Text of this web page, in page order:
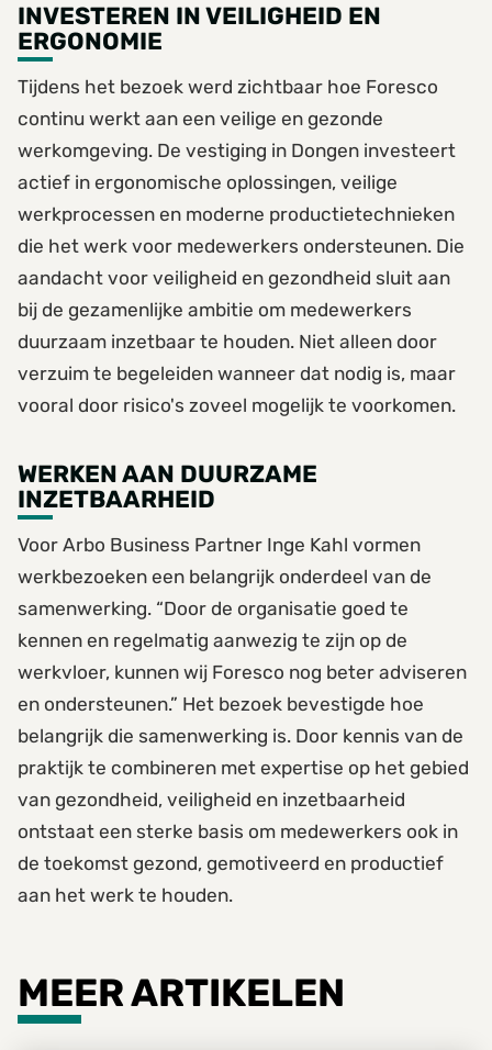
INVESTEREN IN VEILIGHEID EN
ERGONOMIE
Tijdens het bezoek werd zichtbaar hoe Foresco
continu werkt aan een veilige en gezonde
werkomgeving. De vestiging in Dongen investeert
actief in ergonomische oplossingen, veilige
werkprocessen en moderne productietechnieken
die het werk voor medewerkers ondersteunen. Die
aandacht voor veiligheid en gezondheid sluit aan
bij de gezamenlijke ambitie om medewerkers
duurzaam inzetbaar te houden. Niet alleen door
verzuim te begeleiden wanneer dat nodig is, maar
vooral door risico's zoveel mogelijk te voorkomen.
WERKEN AAN DUURZAME
INZETBAARHEID
Voor Arbo Business Partner Inge Kahl vormen
werkbezoeken een belangrijk onderdeel van de
samenwerking. “Door de organisatie goed te
kennen en regelmatig aanwezig te zijn op de
werkvloer, kunnen wij Foresco nog beter adviseren
en ondersteunen.” Het bezoek bevestigde hoe
belangrijk die samenwerking is. Door kennis van de
praktijk te combineren met expertise op het gebied
van gezondheid, veiligheid en inzetbaarheid
ontstaat een sterke basis om medewerkers ook in
de toekomst gezond, gemotiveerd en productief
aan het werk te houden.
MEER ARTIKELEN